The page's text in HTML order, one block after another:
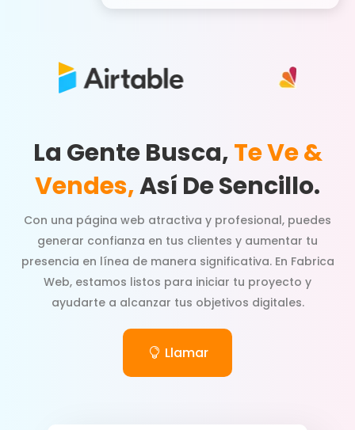
La Gente Busca,Te Ve &
Vendes,Así De Sencillo.
Con una página web atractiva y profesional, puedes
generar confianza en tus clientes y aumentar tu
presencia en línea de manera significativa. En Fabrica
Web, estamos listos para iniciar tu proyecto y
ayudarte a alcanzar tus objetivos digitales.
Llamar